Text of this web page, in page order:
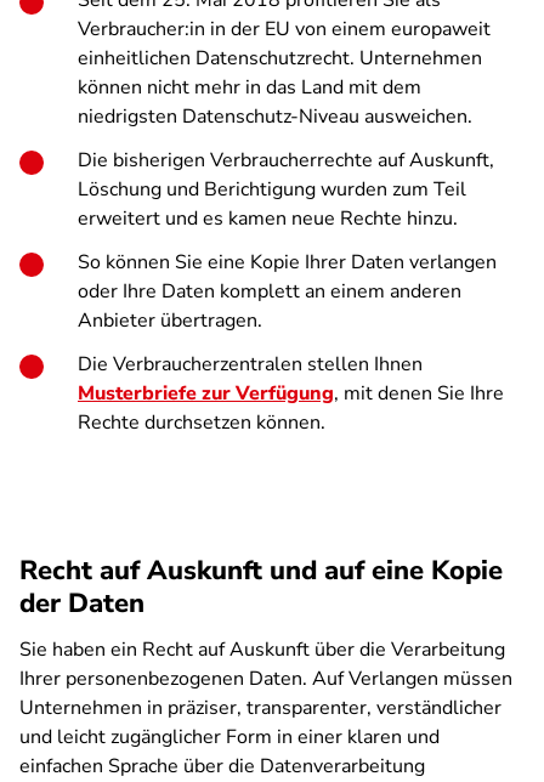
Verbraucher:in in der EU von einem europaweit
einheitlichen Datenschutzrecht. Unternehmen
können nicht mehr in das Land mit dem
niedrigsten Datenschutz-Niveau ausweichen.
Die bisherigen Verbraucherrechte auf Auskunft,
Löschung und Berichtigung wurden zum Teil
erweitert und es kamen neue Rechte hinzu.
So können Sie eine Kopie Ihrer Daten verlangen
oder Ihre Daten komplett an einem anderen
Anbieter übertragen.
Die Verbraucherzentralen stellen Ihnen
Musterbriefe zur Verfügung, mit denen Sie Ihre
Rechte durchsetzen können.
Recht auf Auskunft und auf eine Kopie
der Daten
Sie haben ein Recht auf Auskunft über die Verarbeitung
Ihrer personenbezogenen Daten. Auf Verlangen müssen
Unternehmen in präziser, transparenter, verständlicher
und leicht zugänglicher Form in einer klaren und
einfachen Sprache über die Datenverarbeitung